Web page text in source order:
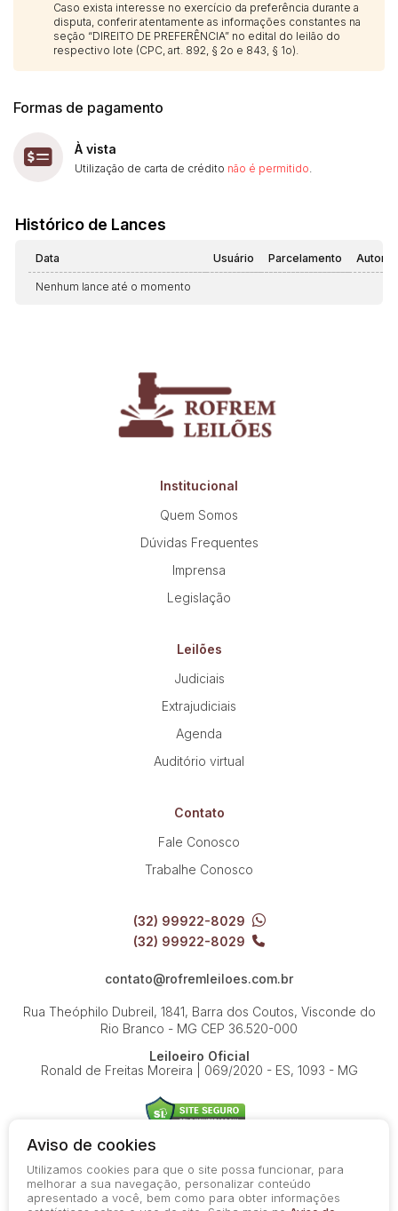
Caso exista interesse no exercício da preferência durante a
disputa, conferir atentamente as informações constantes na
seção “DIREITO DE PREFERÊNCIA” no edital do leilão do
respectivo lote (CPC, art. 892, § 2o e 843, § 1o).
Formas de pagamento
À vista
Utilização de carta de crédito não é permitido
Histórico de Lances
Data Usuário Parcelamento
Nenhum lance até o momento
Institucional
Quem Somos
Dúvidas Frequentes
Imprensa
Legislação
Leilões
Judiciais
Extrajudiciais
Agenda
Auditório virtual
Contato
Fale Conosco
Trabalhe Conosco
(32) 99922-8029
(32) 99922-8029
contato@rofremleiloes.com.br
Rua Theóphilo Dubreil, 1841, Barra dos Coutos, Visconde do
Rio Branco - MG CEP 36.520-000
Leiloeiro Oficial
Ronald de Freitas Moreira | 069/2020 - ES, 1093 - MG
© 2026-present - Todos os direitos reservados
Política de Privacidade
Aviso de cookies
Utilizamos cookies para que o site possa funcionar, para
melhorar a sua navegação, personalizar conteúdo
apresentado a você, bem como para obter informações